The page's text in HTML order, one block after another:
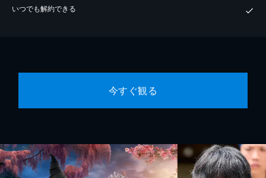
いつでも解約できる
今すぐ観る